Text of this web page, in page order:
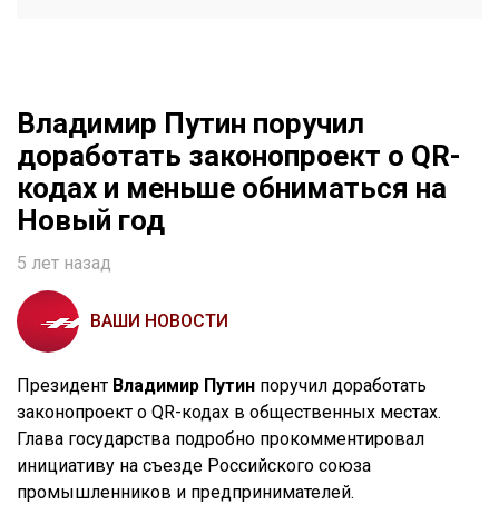
Владимир Путин поручил
доработать законопроект о QR-
кодах и меньше обниматься на
Новый год
5 лет назад
ВАШИ НОВОСТИ
Президент Владимир Путин поручил доработать
законопроект о QR-кодах в общественных местах.
Глава государства подробно прокомментировал
инициативу на съезде Российского союза
промышленников и предпринимателей.